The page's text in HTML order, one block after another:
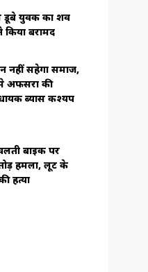
डूबे युवक का शव
बरामद
नहीं सहेगा समाज,
अफसरों की
ब्यास कश्यप
बाइक पर
हमला, लूट के
हत्या